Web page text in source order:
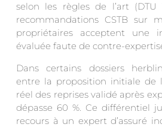
selon les règles de l’art (DTU
recommandations CSTB sur
propriétaires acceptent une
évaluée faute de contre-
Dans certains dossiers
entre la proposition initiale de
réel des reprises validé après
dépasse 60 %. Ce différentiel
recours à un expert d’assuré